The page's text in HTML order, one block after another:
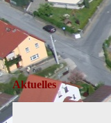
Aktuelles